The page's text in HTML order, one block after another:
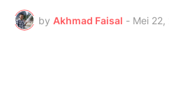
by Akhmad Faisal - Mei 22,